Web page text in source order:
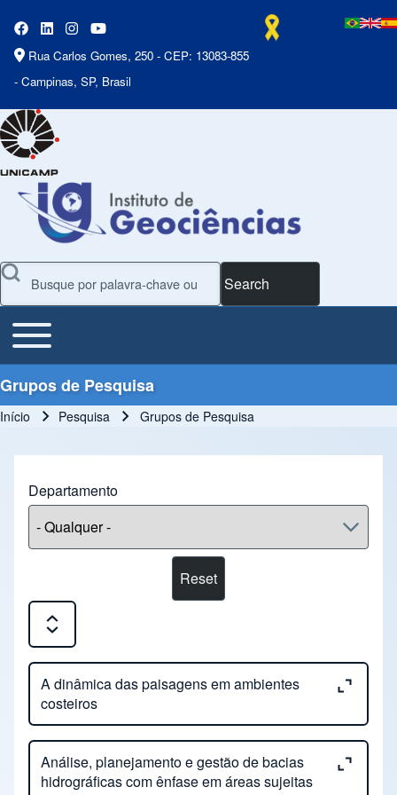
Rua Carlos Gomes, 250 - CEP: 13083-855
- Campinas, SP, Brasil
Search
Main Menu
Toggle main menu
Grupos de Pesquisa
Início Pesquisa Grupos de Pesquisa
Departamento
Expand or Collapse all sections
A dinâmica das paisagens em ambientes
costeiros
Close or Open tab vvja-pane-21473937-1-pane
A dinâmica das paisagens em ambientes
Análise, planejamento e gestão de bacias
hidrográficas com ênfase em áreas sujeitas
Close or Open tab vvja-pane-21473937-2-pane